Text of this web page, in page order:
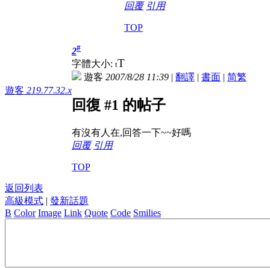
回覆 引用
TOP
遊客 219.77.32.x
2#
字體大小: tT
遊客 2007/8/28 11:39 | 翻譯 | 書面 | 简繁
回復 #1 的帖子
有沒有人在,回答一下~~好嗎
回覆 引用
TOP
返回列表
高級模式 | 發新話題
B Color Image Link Quote Code Smilies